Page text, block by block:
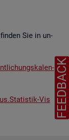
Sie in un­
​Vis​
FEEDBACK